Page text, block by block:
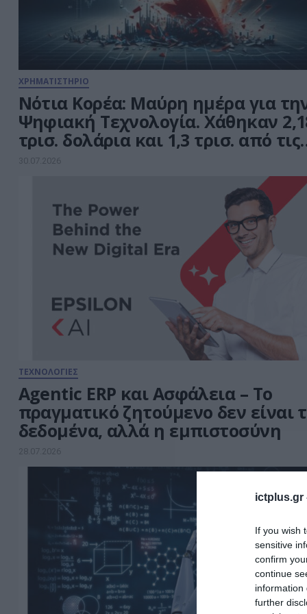
ictplus.gr
If you wish
sensitive
confirm
continue
information
further
Ανάκαμψης και Ανθεκτικότητας.
Στην πρώτη γραμμή […]
ΧΡΗΜΑΤΙΣΤΗΡΙΟ
Νότια Κορέα: Μαύρη ημέρα για
Ψηφιακή Τεχνολογία. Χάθηκαν
τρισ. δολάρια και 1,3 τρισ. από τις
εταιρείες ημιαγωγών
30.07.2026
ΤΕΧΝΟΛΟΓΙΕΣ
Agentic ERP και Ασφάλεια – Το
πραγματικό ζητούμενο δεν είναι
δεδομένα, αλλά η εμπιστοσύνη
28.07.2026